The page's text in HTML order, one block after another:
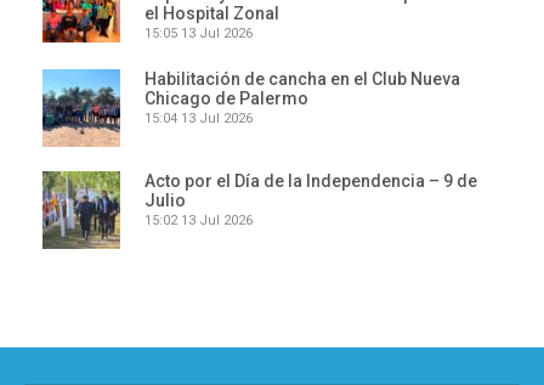
el Hospital Zonal
15:05 13 Jul 2026
Habilitación de cancha en el Club Nueva
Chicago de Palermo
15:04 13 Jul 2026
Acto por el Día de la Independencia – 9 de
Julio
15:02 13 Jul 2026